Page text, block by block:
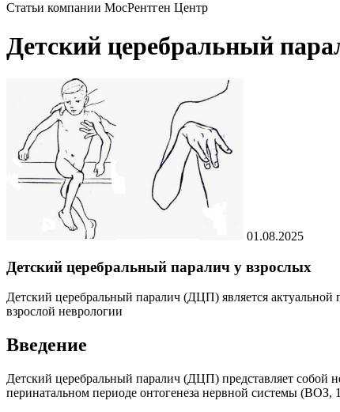
Статьи компании МосРентген Центр
Детский церебральный
01.08.2025
Детский церебральный паралич у взрослых
Детский церебральный паралич (ДЦП) является актуальной
взрослой неврологии
Введение
Детский церебральный паралич (ДЦП) представляет собой
перинатальном периоде онтогенеза нервной системы (ВОЗ,